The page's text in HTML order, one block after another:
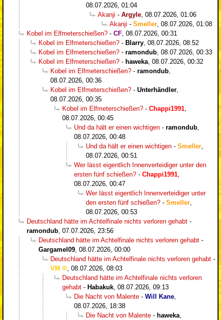
08.07.2026, 01:04
Akanji - Argyle 08.07.2026, 01:06
Akanji - Smeller 08.07.2026, 01:08
Kobel im Elfmeterschießen? - CF 08.07.2026, 00:31
Kobel im Elfmeterschießen? - Blarry 08.07.2026, 08:52
Kobel im Elfmeterschießen? - ramondub 08.07.2026, 00:33
Kobel im Elfmeterschießen? - haweka 08.07.2026, 00:32
Kobel im Elfmeterschießen? - ramondub
08.07.2026, 00:36
Kobel im Elfmeterschießen? - Unterhändler
08.07.2026, 00:35
Kobel im Elfmeterschießen? - Chappi1991
08.07.2026, 00:45
Und da hält er einen wichtigen - ramondub
08.07.2026, 00:48
Und da hält er einen wichtigen - Smeller
08.07.2026, 00:51
Wer lässt eigentlich Innenverteidiger unter den
ersten fünf schießen? - Chappi1991
08.07.2026, 00:47
Wer lässt eigentlich Innenverteidiger unter
den ersten fünf schießen? - Smeller
08.07.2026, 00:53
Deutschland hätte im Achtelfinale nichts verloren gehabt -
ramondub 07.07.2026, 23:56
Deutschland hätte im Achtelfinale nichts verloren gehabt -
Gargamel09 08.07.2026, 00:00
Deutschland hätte im Achtelfinale nichts verloren gehabt -
VM
08.07.2026, 08:03
Deutschland hätte im Achtelfinale nichts verloren
gehabt - Habakuk 08.07.2026, 09:13
Die Nacht von Malente - Will Kane
08.07.2026, 18:38
Die Nacht von Malente - haweka